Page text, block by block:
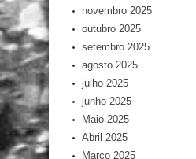
novembro 2025
outubro 2025
setembro 2025
agosto 2025
julho 2025
junho 2025
Maio 2025
Abril 2025
Março 2025